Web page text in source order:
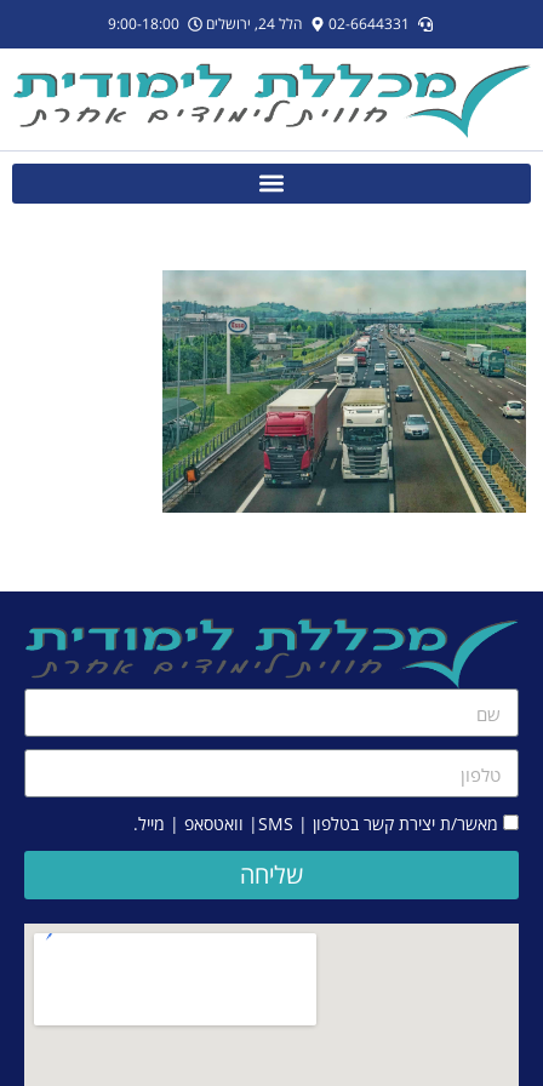
02-6644331 הלל 24, ירושלים 9:00-18:00
מאשר/ת יצירת קשר בטלפון | SMS| וואטסאפ | מייל.
שליחה